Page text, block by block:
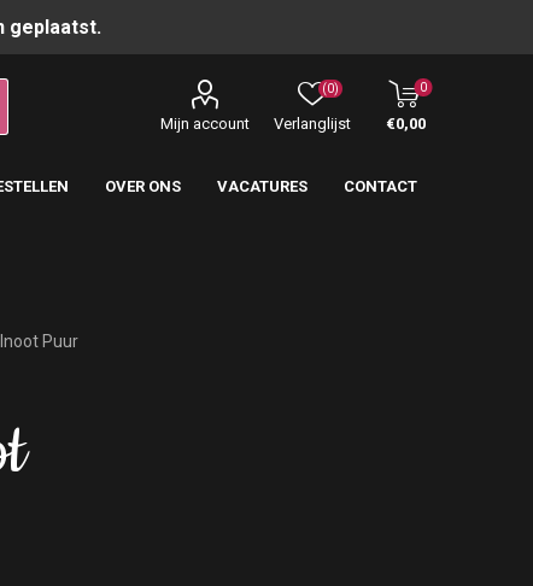
geplaatst.
Mijn account Verlanglijst
(0) 0
€0,00
OVER ONS VACATURES CONTACT
Puur